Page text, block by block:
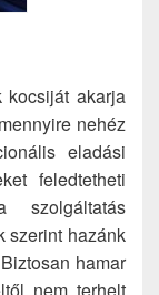
kocsiját akarja
nehéz
eladási
feledtetheti
szolgáltatás
szerint hazánk
hamar